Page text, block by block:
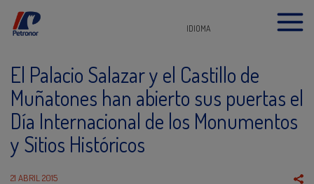
IDIOMA
El Palacio Salazar y el Castillo de
Muñatones han abierto sus puertas el
Día Internacional de los Monumentos
y Sitios Históricos
21 ABRIL 2015